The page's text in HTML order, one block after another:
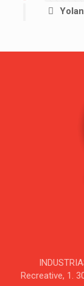
Recreative, 1.